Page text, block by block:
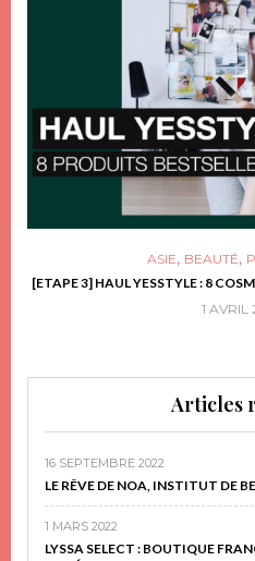
ASIE, BEAUTÉ,
[ETAPE 3] HAUL YESSTYLE : 8
1 AVRIL
Articles
16 SEPTEMBRE 2022
LE RÊVE DE NOA, INSTITUT DE
1 MARS 2022
LYSSA SELECT : BOUTIQUE